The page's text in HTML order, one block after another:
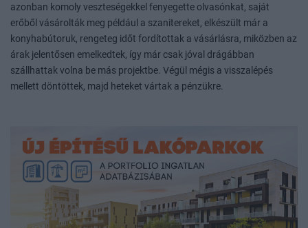
azonban komoly veszteségekkel fenyegette olvasónkat, saját
erőből vásárolták meg például a szanitereket, elkészült már a
konyhabútoruk, rengeteg időt fordítottak a vásárlásra, miközben az
árak jelentősen emelkedtek, így már csak jóval drágábban
szállhattak volna be más projektbe. Végül mégis a visszalépés
mellett döntöttek, majd heteket vártak a pénzükre.